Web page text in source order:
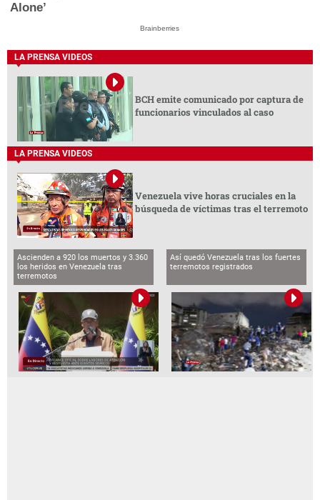
Alone’
Brainberries
LA PRENSA VIDEOS
BCH emite comunicado por captura de
funcionarios vinculados al caso
LA PRENSA VIDEOS
Venezuela vive horas cruciales en la
búsqueda de víctimas tras el terremoto
Ascienden a 920 los muertos y 3.360
los heridos en Venezuela tras
terremotos
Así quedó Venezuela tras los fuertes
terremotos registrados